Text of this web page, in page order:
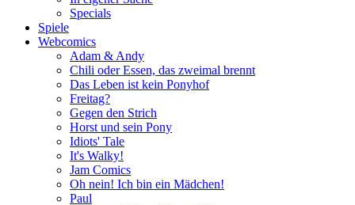
Specials
Spiele
Webcomics
Adam & Andy
Chili oder Essen, das zweimal brennt
Das Leben ist kein Ponyhof
Freitag?
Gegen den Strich
Horst und sein Pony
Idiots' Tale
It's Walky!
Jam Comics
Oh nein! Ich bin ein Mädchen!
Paul